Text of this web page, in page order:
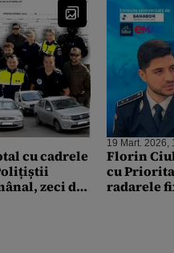
cu cadrele
zeci de
19 Mart. 2026,
Florin
cu
radarele